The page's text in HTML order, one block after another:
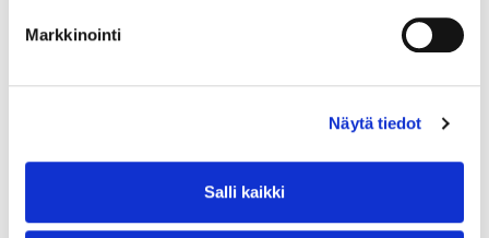
Markkinointi
Näytä tiedot
Salli kaikki